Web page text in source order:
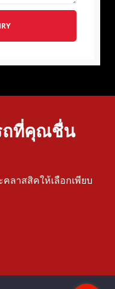
ถที่คุณชื่น
ลาสสิคให้เลือกเพียบ